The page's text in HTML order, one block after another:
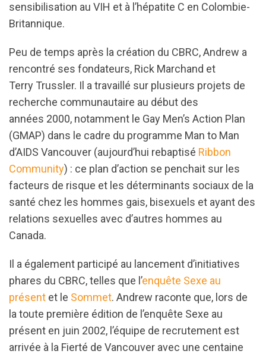
sensibilisation au VIH et à l’hépatite C en Colombie-
Britannique.
Peu de temps après la création du CBRC, Andrew a
rencontré ses fondateurs, Rick Marchand et
Terry Trussler. Il a travaillé sur plusieurs projets de
recherche communautaire au début des
années 2000, notamment le Gay Men’s Action Plan
(GMAP) dans le cadre du programme Man to Man
d’AIDS Vancouver (aujourd’hui rebaptisé Ribbon
Community) : ce plan d’action se penchait sur les
facteurs de risque et les déterminants sociaux de la
santé chez les hommes gais, bisexuels et ayant des
relations sexuelles avec d’autres hommes au
Canada.
Il a également participé au lancement d’initiatives
phares du CBRC, telles que l’enquête Sexe au
présent et le Sommet. Andrew raconte que, lors de
la toute première édition de l’enquête Sexe au
présent en juin 2002, l’équipe de recrutement est
arrivée à la Fierté de Vancouver avec une centaine